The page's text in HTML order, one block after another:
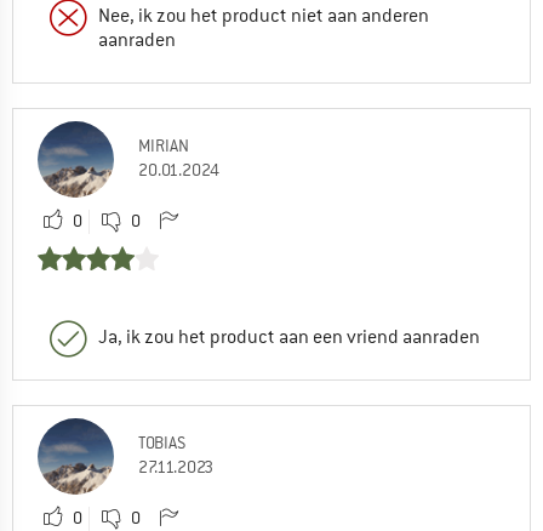
Nee, ik zou het product niet aan anderen
aanraden
MIRIAN
20.01.2024
0 0
Ja, ik zou het product aan een vriend aanraden
TOBIAS
27.11.2023
0 0